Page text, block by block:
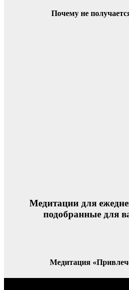
Почему не
Медитации для
подобранные для
Медитация